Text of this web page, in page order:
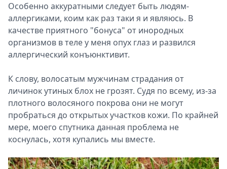
Особенно аккуратными следует быть людям-
аллергиками, коим как раз таки я и являюсь. В
качестве приятного "бонуса" от инородных
организмов в теле у меня опух глаз и развился
аллергический конъюнктивит.
К слову, волосатым мужчинам страдания от
личинок утиных блох не грозят. Судя по всему, из-за
плотного волосяного покрова они не могут
пробраться до открытых участков кожи. По крайней
мере, моего спутника данная проблема не
коснулась, хотя купались мы вместе.